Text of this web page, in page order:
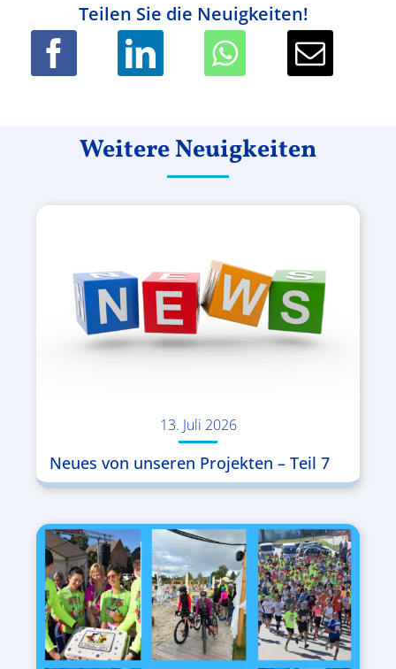
Teilen Sie die Neuigkeiten!
Weitere Neuigkeiten
13. Juli 2026
Neues von unseren Projekten – Teil 7